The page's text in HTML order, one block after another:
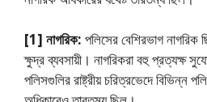
[1] নাগরিক: পলিসের বেশিরভাগ নাগরিক
ক্ষুদ্র ব্যবসায়ী। নাগরিকরা বহু প্রত্যক্ষ
পলিসগুলির রাষ্ট্রীয় চরিত্রভেদে বিভিন্ন